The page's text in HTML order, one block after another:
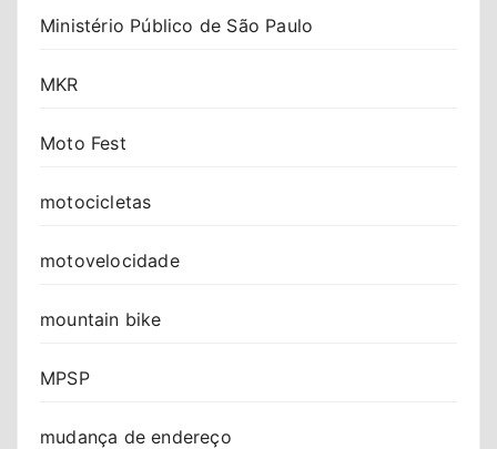
Ministério Público de São Paulo
MKR
Moto Fest
motocicletas
motovelocidade
mountain bike
MPSP
mudança de endereço